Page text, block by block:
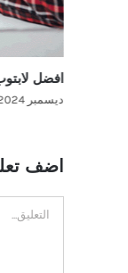
افضل لابتوب
ديسمبر 31st, 2024
اضف
تعليق